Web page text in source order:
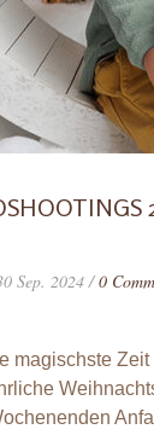
Sep. 2024 /0
magischste